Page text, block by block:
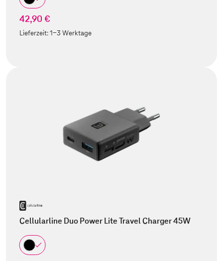
42,90 €
Lieferzeit:1-3 Werktage
Cellularline Duo Power Lite Travel Charger 45W